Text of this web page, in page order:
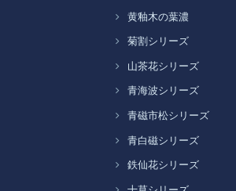
黄釉木の葉濃
菊割シリーズ
山茶花シリーズ
青海波シリーズ
青磁市松シリーズ
青白磁シリーズ
鉄仙花シリーズ